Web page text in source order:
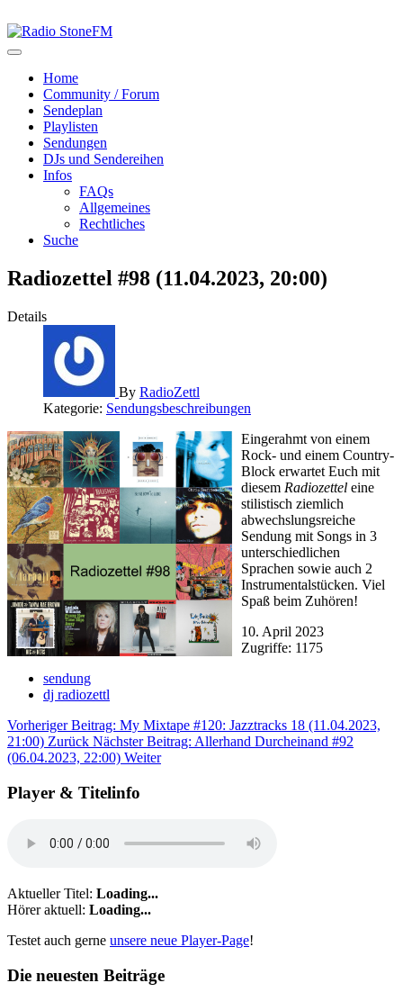
Home
Community / Forum
Sendeplan
Playlisten
Sendungen
DJs und Sendereihen
Infos
FAQs
Allgemeines
Rechtliches
Suche
Radiozettel #98 (11.04.2023, 20:00)
Details
By RadioZettl
Kategorie: Sendungsbeschreibungen
Eingerahmt von einem
Rock- und einem Country-
Block erwartet Euch mit
diesem Radiozettel eine
stilistisch ziemlich
abwechslungsreiche
Sendung mit Songs in 3
unterschiedlichen
Sprachen sowie auch 2
Instrumentalstücken. Viel
Spaß beim Zuhören!
10. April 2023
Zugriffe: 1175
sendung
dj radiozettl
Vorheriger Beitrag: My Mixtape #120: Jazztracks 18 (11.04.2023,
21:00) Zurück Nächster Beitrag: Allerhand Durcheinand #92
(06.04.2023, 22:00) Weiter
Player & Titelinfo
Aktueller Titel: Loading...
Hörer aktuell: Loading...
Testet auch gerne unsere neue Player-Page!
Die neuesten Beiträge